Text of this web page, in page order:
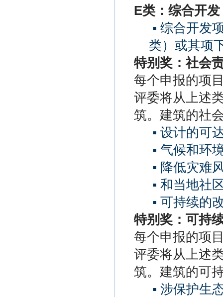
E类：综合开发
▪ 综合开发
类）或其项
特别奖：社会
每个申报的项
评委将从上述
筑。建筑的社
▪ 设计的可
▪ 气候和环
▪ 降低灾难
▪ 和当地社
▪ 可持续的
特别奖：可持
每个申报的项
评委将从上述
筑。建筑的可
▪ 涉保护生